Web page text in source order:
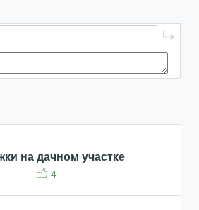
на дачном участке
4